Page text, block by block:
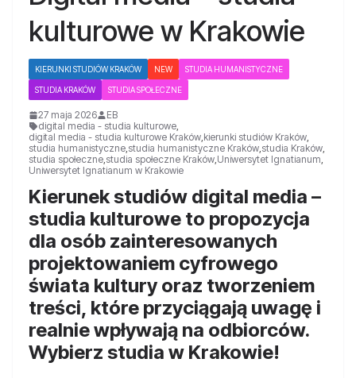
kulturowe w Krakowie
KIERUNKI STUDIÓW KRAKÓW NEW STUDIA HUMANISTYCZNE
STUDIA KRAKÓW STUDIA SPOŁECZNE
27 maja 2026
EB
digital media - studia kulturowe,
digital media - studia kulturowe Kraków,kierunki studiów Kraków,
studia humanistyczne,studia humanistyczne Kraków,studia Kraków,
studia społeczne,studia społeczne Kraków,Uniwersytet Ignatianum,
Uniwersytet Ignatianum w Krakowie
Kierunek studiów digital media –
studia kulturowe to propozycja
dla osób zainteresowanych
projektowaniem cyfrowego
świata kultury oraz tworzeniem
treści, które przyciągają uwagę i
realnie wpływają na odbiorców.
Wybierz studia w Krakowie!